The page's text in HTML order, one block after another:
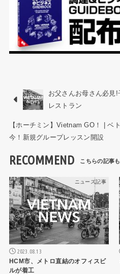
お父さんお母さん必見
レストラン
【ホーチミン】Vietnam GO！ | ベ
今！新規グループレッスン開設
RECOMMEND
ニュース記事
2023.08.13
HCM市、メトロ直結のオフィスビ
ルが着工